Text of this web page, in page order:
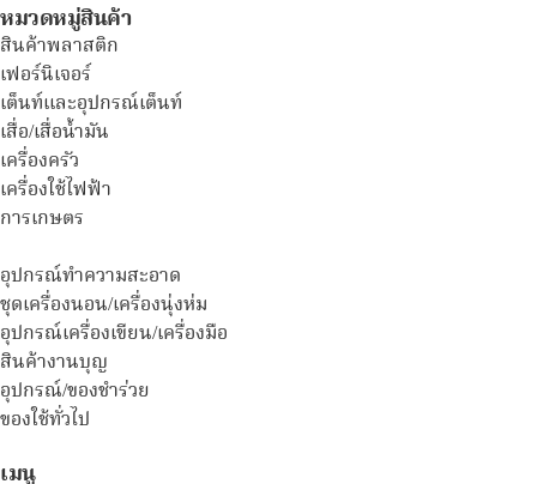
หมวดหมู่สินค้า
สินค้าพลาสติก
เฟอร์นิเจอร์
เต็นท์และอุปกรณ์เต็นท์
เสื่อ/เสื่อน้ำมัน
เครื่องครัว
เครื่องใช้ไฟฟ้า
การเกษตร
อุปกรณ์ทำความสะอาด
ชุดเครื่องนอน/เครื่องนุ่งห่ม
อุปกรณ์เครื่องเขียน/เครื่องมือ
สินค้างานบุญ
อุปกรณ์/ของชำร่วย
ของใช้ทั่วไป
เมนู